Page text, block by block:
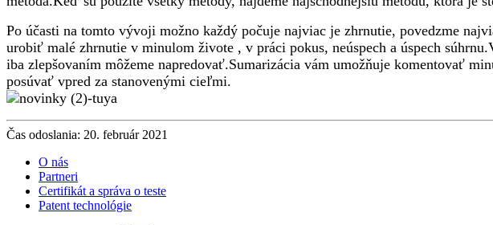
Po účasti na tomto vývoji možno každý počuje najviac je zhrnutie, povedzme
urobiť malé zhrnutie v minulom živote , v práci pokus, neúspech a úspech
iba zlepšovaním môžeme napredovať.Sumarizácia vám umožňuje komentovať
posúvať vpred za stanovenými cieľmi.
Čas odoslania: 20. február 2021
O nás
Partneri
Certifikát a správa o teste
Patent technológie